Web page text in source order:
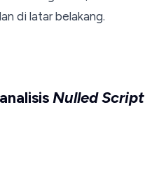
di latar belakang.
Nulled Script